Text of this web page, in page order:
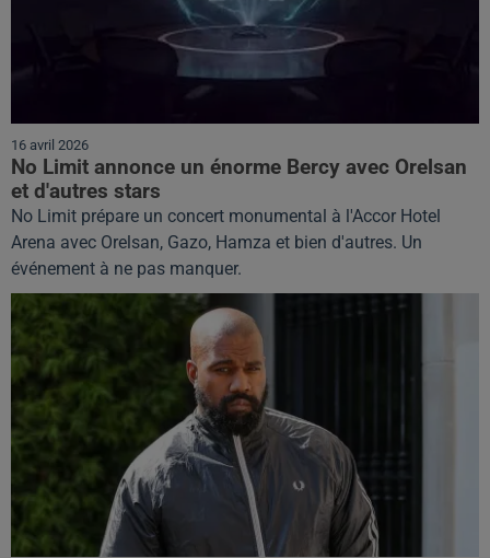
16 avril 2026
No Limit annonce un énorme Bercy avec Orelsan
et d'autres stars
No Limit prépare un concert monumental à l'Accor Hotel
Arena avec Orelsan, Gazo, Hamza et bien d'autres. Un
événement à ne pas manquer.